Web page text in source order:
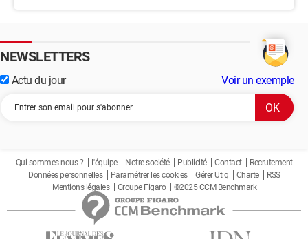
NEWSLETTERS
Actu du jour Voir un exemple
Qui sommes-nous ? L'équipe Notre société Publicité Contact
Recrutement
Données personnelles
Paramétrer les cookies Gérer Utiq Charte
RSS
Mentions légales
Groupe Figaro ©2025 CCM Benchmark